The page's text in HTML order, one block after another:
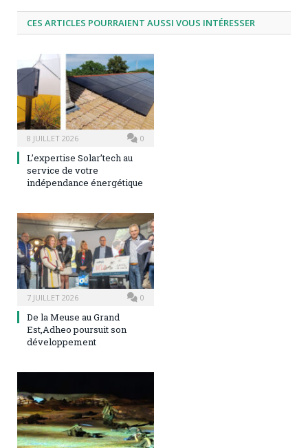
CES ARTICLES POURRAIENT AUSSI VOUS INTÉRESSER
8 JUILLET 2026 0
L’expertise Solar’tech au
service de votre
indépendance énergétique
7 JUILLET 2026 0
De la Meuse au Grand
Est,Adheo poursuit son
développement